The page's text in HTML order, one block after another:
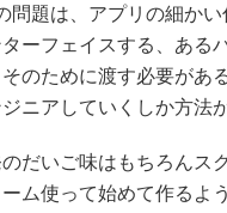
題は、アプリの細か
ーフェイスする、ある
のために渡す必要があ
ニアしていくしか方法
だいご味はもちろんス
ム使って始めて作るよ